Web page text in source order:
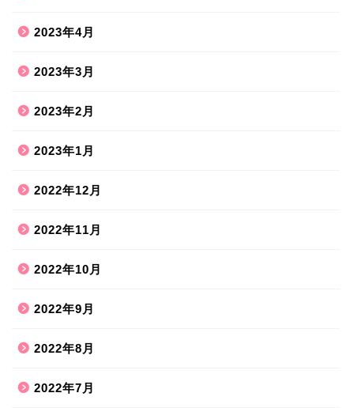
2023年4月
2023年3月
2023年2月
2023年1月
2022年12月
2022年11月
2022年10月
2022年9月
2022年8月
2022年7月